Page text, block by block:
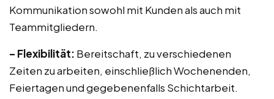
Kommunikation sowohl mit Kunden als auch mit
Teammitgliedern.
– Flexibilität: Bereitschaft, zu verschiedenen
Zeiten zu arbeiten, einschließlich Wochenenden,
Feiertagen und gegebenenfalls Schichtarbeit.